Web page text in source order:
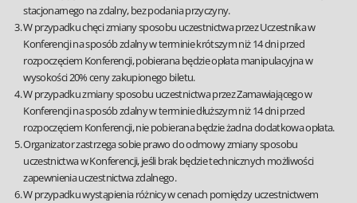
stacjonarnego na zdalny, bez podania przyczyny.
W przypadku chęci zmiany sposobu uczestnictwa przez Uczestnika w
Konferencji na sposób zdalny w terminie krótszym niż 14 dni przed
rozpoczęciem Konferencji, pobierana będzie opłata manipulacyjna w
wysokości 20% ceny zakupionego biletu.
W przypadku zmiany sposobu uczestnictwa przez Zamawiającego w
Konferencji na sposób zdalny w terminie dłuższym niż 14 dni przed
rozpoczęciem Konferencji, nie pobierana będzie żadna dodatkowa opłata.
Organizator zastrzega sobie prawo do odmowy zmiany sposobu
uczestnictwa w Konferencji, jeśli brak będzie technicznych możliwości
zapewnienia uczestnictwa zdalnego.
W przypadku wystąpienia różnicy w cenach pomiędzy uczestnictwem